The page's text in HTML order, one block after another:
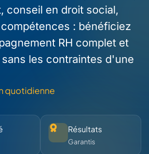
conseil en droit social,
: bénéficiez
RH complet et
les contraintes d'une
quotidienne
Résultats
Garantis